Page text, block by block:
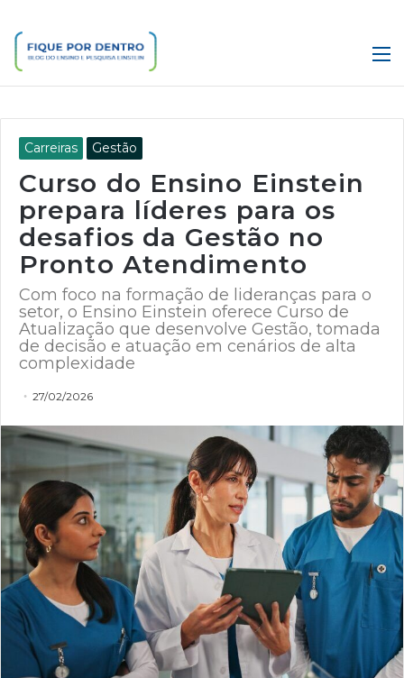
Carreiras Gestão
Curso do Ensino Einstein
prepara líderes para os
desafios da Gestão no
Pronto Atendimento
Com foco na formação de lideranças para o
setor, o Ensino Einstein oferece Curso de
Atualização que desenvolve Gestão, tomada
de decisão e atuação em cenários de alta
complexidade
27/02/2026